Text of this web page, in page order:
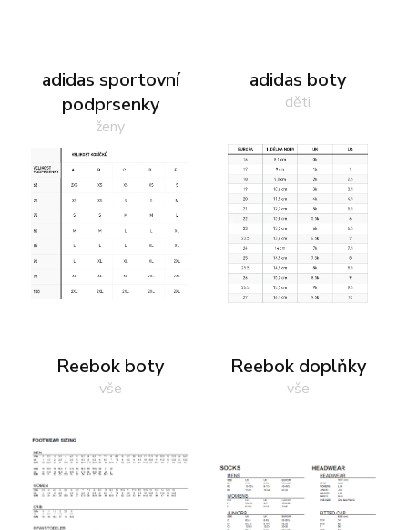
adidas sportovní
podprsenky
ženy
adidas boty
děti
Reebok boty
vše
Reebok doplňky
vše